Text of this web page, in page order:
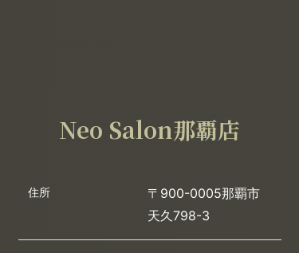
Neo Salon那覇店
住所
〒900-0005那覇市
天久798-3